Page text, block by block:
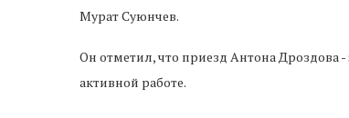
Мурат Суюнчев.
Он отметил, что приезд Антона Дроздова
активной работе.